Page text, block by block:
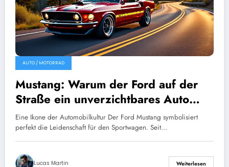
AUTO / MOTORRAD
Mustang: Warum der Ford auf der
Straße ein unverzichtbares Auto
bleibt?
Eine Ikone der Automobilkultur Der Ford Mustang symbolisiert
perfekt die Leidenschaft für den Sportwagen. Seit…
Lucas Martin Weiterlesen